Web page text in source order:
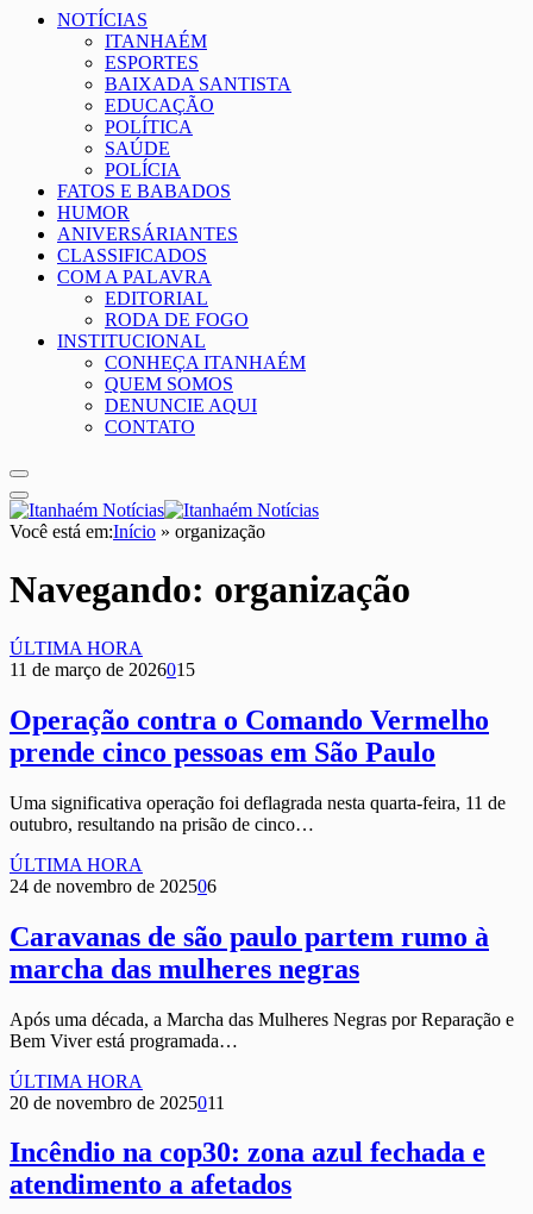
NOTÍCIAS
ITANHAÉM
ESPORTES
BAIXADA SANTISTA
EDUCAÇÃO
POLÍTICA
SAÚDE
POLÍCIA
FATOS E BABADOS
HUMOR
ANIVERSÁRIANTES
CLASSIFICADOS
COM A PALAVRA
EDITORIAL
RODA DE FOGO
INSTITUCIONAL
CONHEÇA ITANHAÉM
QUEM SOMOS
DENUNCIE AQUI
CONTATO
Você está em:Início » organização
Navegando: organização
ÚLTIMA HORA
11 de março de 2026015
Operação contra o Comando Vermelho
prende cinco pessoas em São Paulo
Uma significativa operação foi deflagrada nesta quarta-feira, 11 de
outubro, resultando na prisão de cinco…
ÚLTIMA HORA
24 de novembro de 202506
Caravanas de são paulo partem rumo à
marcha das mulheres negras
Após uma década, a Marcha das Mulheres Negras por Reparação e
Bem Viver está programada…
ÚLTIMA HORA
20 de novembro de 2025011
Incêndio na cop30: zona azul fechada e
atendimento a afetados